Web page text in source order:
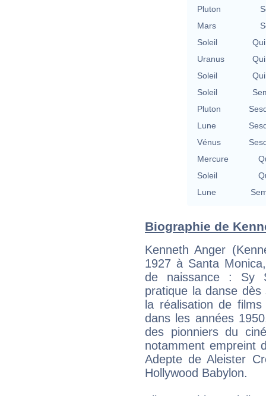
Pluton
Mars
Soleil
Uranus
Soleil
Soleil
Pluton
Lune
Vénus
Mercure
Soleil
Lune
Biographie de
Kenneth Anger
1927 à Santa
de naissance : Sy
pratique la danse
la réalisation de
dans les années
des pionniers du
notamment empreint
Adepte de Aleister
Hollywood Babylon.